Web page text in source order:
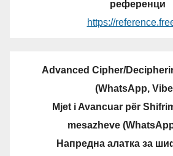
референци
https://
Advanced Cipher/
(WhatsApp,
Mjet i Avancuar për
mesazheve
Напредна алатка за